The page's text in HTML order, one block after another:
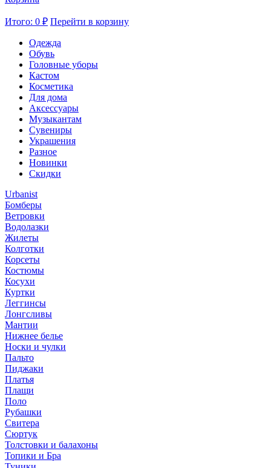
Итого: 0 ₽ Перейти в корзину
Одежда
Обувь
Головные уборы
Кастом
Косметика
Для дома
Аксессуары
Музыкантам
Сувениры
Украшения
Разное
Новинки
Скидки
Urbanist
Бомберы
Ветровки
Водолазки
Жилеты
Колготки
Корсеты
Костюмы
Косухи
Куртки
Леггинсы
Лонгсливы
Мантии
Нижнее белье
Носки и чулки
Пальто
Пиджаки
Платья
Плащи
Поло
Рубашки
Свитера
Сюртук
Толстовки и балахоны
Топики и Бра